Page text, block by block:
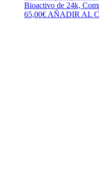
Bioactivo de 24k,
65,00€ AÑADIR AL